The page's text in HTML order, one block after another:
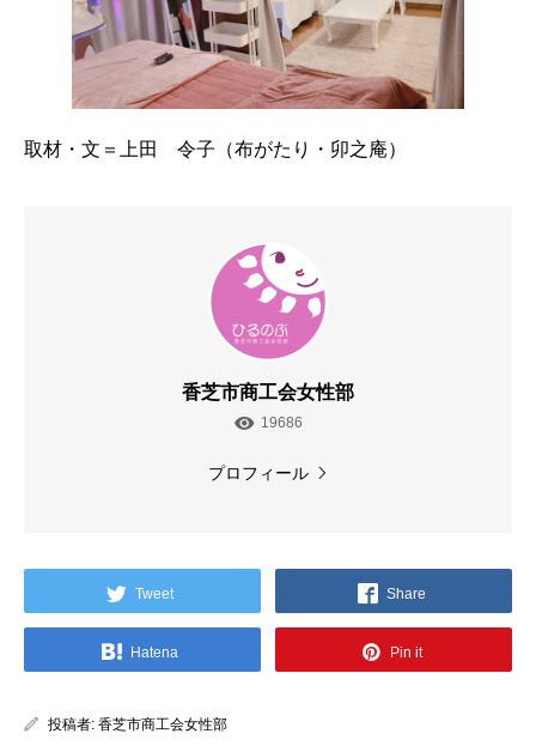
取材・文＝上田 令子（布がたり・卯之庵）
香芝市商工会女性部
19686
プロフィール
Tweet Share
Hatena Pin it
投稿者: 香芝市商工会女性部